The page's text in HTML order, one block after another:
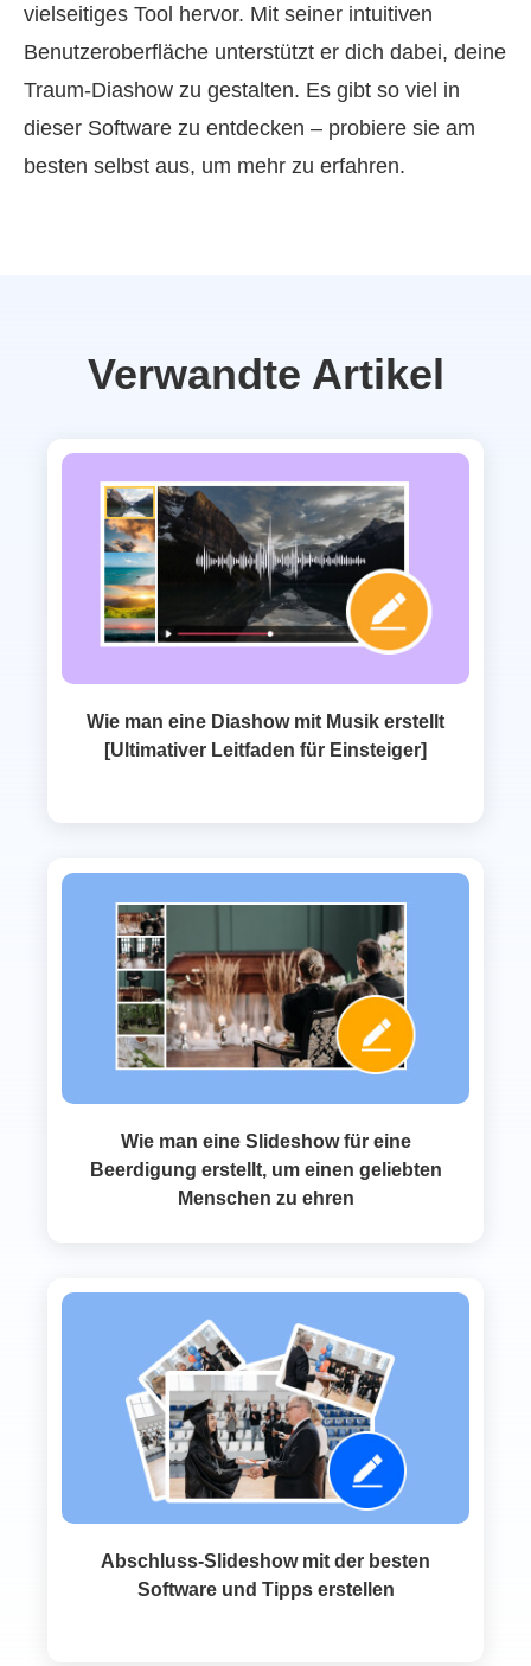
vielseitiges Tool hervor. Mit seiner intuitiven
Benutzeroberfläche unterstützt er dich dabei, deine
Traum‑Diashow zu gestalten. Es gibt so viel in
dieser Software zu entdecken – probiere sie am
besten selbst aus, um mehr zu erfahren.
Verwandte Artikel
Wie man eine Diashow mit Musik erstellt
[Ultimativer Leitfaden für Einsteiger]
Wie man eine Slideshow für eine
Beerdigung erstellt, um einen geliebten
Menschen zu ehren
Abschluss‑Slideshow mit der besten
Software und Tipps erstellen